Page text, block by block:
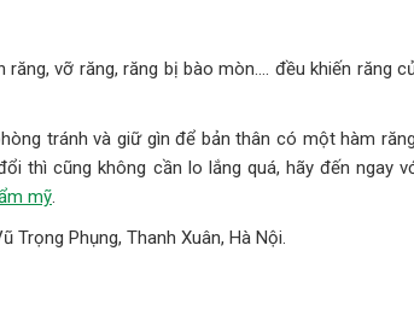
vỡ răng, răng bị bào mòn…. đều khiến răng
tránh và giữ gìn để bản thân có một hàm
thì cũng không cần lo lắng quá, hãy đến ngay
mỹ.
Trọng Phụng, Thanh Xuân, Hà Nội.